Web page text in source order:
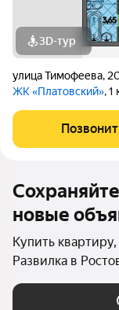
3D-тур
улица Тимофеева,
ЖК «Платовский», 1
новые
Купить
Развилка в